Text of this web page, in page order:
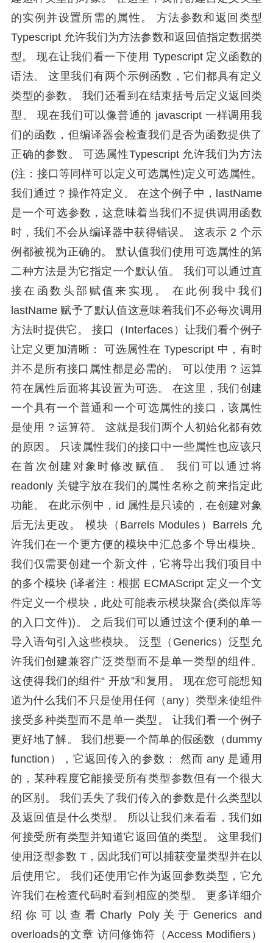
的实例并设置所需的属性。 方法参数和返回类型
Typescript 允许我们为方法参数和返回值指定数据类
型。 现在让我们看一下使用 Typescript 定义函数的
语法。 这里我们有两个示例函数，它们都具有定义
类型的参数。 我们还看到在结束括号后定义返回类
型。 现在我们可以像普通的 javascript 一样调用我
们的函数，但编译器会检查我们是否为函数提供了
正确的参数。 可选属性Typescript 允许我们为方法
(注：接口等同样可以定义可选属性)定义可选属性。
我们通过 ? 操作符定义。 在这个例子中，lastName
是一个可选参数，这意味着当我们不提供调用函数
时，我们不会从编译器中获得错误。 这表示 2 个示
例都被视为正确的。 默认值我们使用可选属性的第
二种方法是为它指定一个默认值。 我们可以通过直
接在函数头部赋值来实现。 在此例我中我们
lastName 赋予了默认值这意味着我们不必每次调用
方法时提供它。 接口（Interfaces）让我们看个例子
让定义更加清晰： 可选属性在 Typescript 中，有时
并不是所有接口属性都是必需的。 可以使用 ? 运算
符在属性后面将其设置为可选。 在这里，我们创建
一个具有一个普通和一个可选属性的接口，该属性
是使用 ? 运算符。 这就是我们两个人初始化都有效
的原因。 只读属性我们的接口中一些属性也应该只
在首次创建对象时修改赋值。 我们可以通过将
readonly 关键字放在我们的属性名称之前来指定此
功能。 在此示例中，id 属性是只读的，在创建对象
后无法更改。 模块（Barrels Modules）Barrels 允
许我们在一个更方便的模块中汇总多个导出模块。
我们仅需要创建一个新文件，它将导出我们项目中
的多个模块 (译者注：根据 ECMAScript 定义一个文
件定义一个模块，此处可能表示模块聚合(类似库等
的入口文件))。 之后我们可以通过这个便利的单一
导入语句引入这些模块。 泛型（Generics）泛型允
许我们创建兼容广泛类型而不是单一类型的组件。
这使得我们的组件“ 开放”和复用。 现在您可能想知
道为什么我们不只是使用任何（any）类型来使组件
接受多种类型而不是单一类型。 让我们看一个例子
更好地了解。 我们想要一个简单的假函数（dummy
function），它返回传入的参数： 然而 any 是通用
的，某种程度它能接受所有类型参数但有一个很大
的区别。 我们丢失了我们传入的参数是什么类型以
及返回值是什么类型。 所以让我们来看看，我们如
何接受所有类型并知道它返回值的类型。 这里我们
使用泛型参数 T，因此我们可以捕获变量类型并在以
后使用它。 我们还使用它作为返回参数类型，它允
许我们在检查代码时看到相应的类型。 更多详细介
绍你可以查看Charly Poly关于Generics and
overloads的文章 访问修饰符（Access Modifiers）